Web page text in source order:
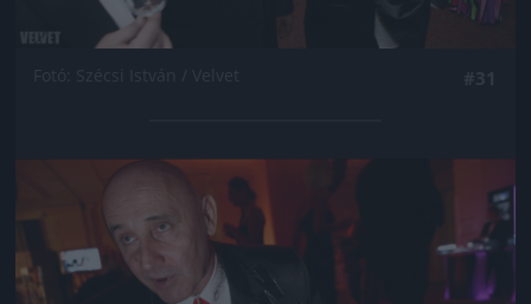
Jön még kép!